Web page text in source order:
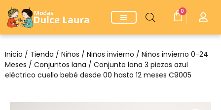
0
Inicio / Tienda / Niños / Niños invierno / Niños invierno 0-24
Meses / Conjuntos lana / Conjunto lana 3 piezas azul
eléctrico cuello bebé desde 00 hasta 12 meses C9005